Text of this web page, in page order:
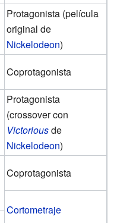
Protagonista (película
original de
Nickelodeon)
Coprotagonista
Protagonista
(crossover con
Victoriousde
Nickelodeon)
Coprotagonista
Cortometraje